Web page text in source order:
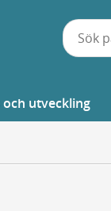
utveckling